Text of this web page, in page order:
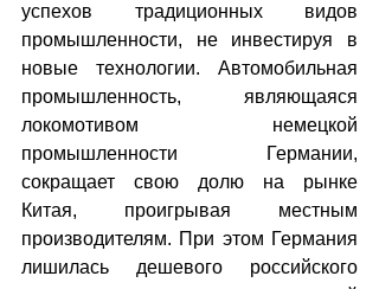
успехов традиционных видов
промышленности, не инвестируя в
новые технологии. Автомобильная
промышленность, являющаяся
локомотивом немецкой
промышленности Германии,
сокращает свою долю на рынке
Китая, проигрывая местным
производителям. При этом Германия
лишилась дешевого российского